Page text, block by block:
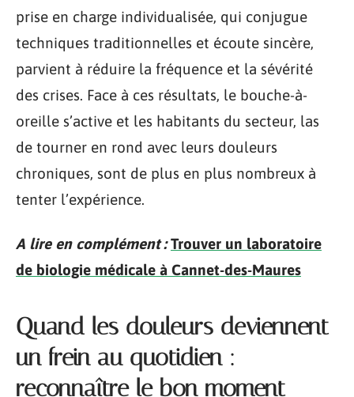
prise en charge individualisée, qui conjugue
techniques traditionnelles et écoute sincère,
parvient à réduire la fréquence et la sévérité
des crises. Face à ces résultats, le bouche-à-
oreille s’active et les habitants du secteur, las
de tourner en rond avec leurs douleurs
chroniques, sont de plus en plus nombreux à
tenter l’expérience.
A lire en complément : Trouver un laboratoire
de biologie médicale à Cannet-des-Maures
Quand les douleurs deviennent
un frein au quotidien :
reconnaître le bon moment